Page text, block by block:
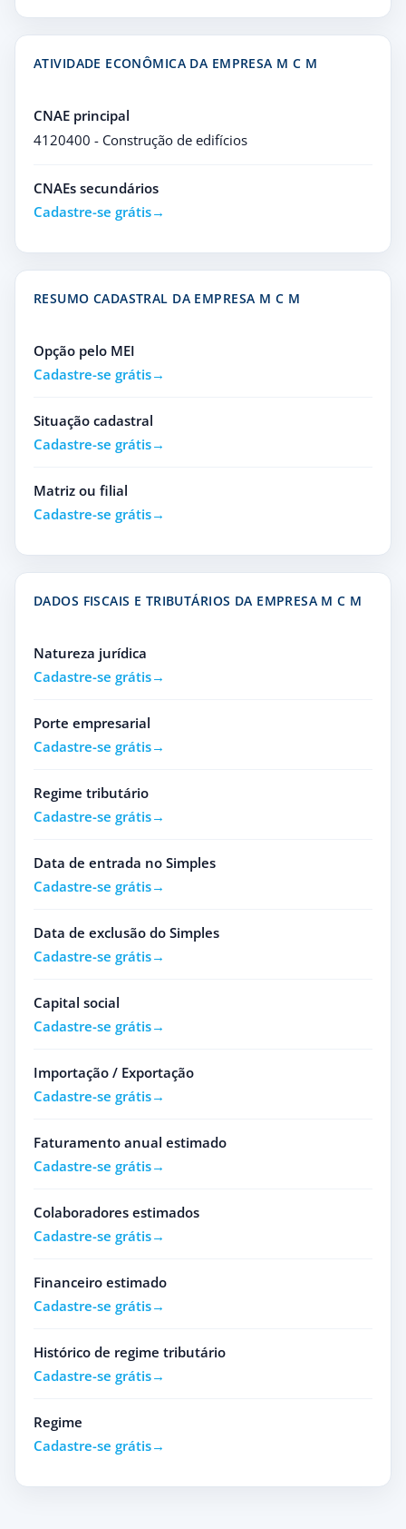
ATIVIDADE ECONÔMICA DA EMPRESA M C M
CNAE principal
4120400 - Construção de edifícios
CNAEs secundários
Cadastre-se grátis
RESUMO CADASTRAL DA EMPRESA M C M
Opção pelo MEI
Cadastre-se grátis
Situação cadastral
Cadastre-se grátis
Matriz ou filial
Cadastre-se grátis
DADOS FISCAIS E TRIBUTÁRIOS DA EMPRESA M C M
Natureza jurídica
Cadastre-se grátis
Porte empresarial
Cadastre-se grátis
Regime tributário
Cadastre-se grátis
Data de entrada no Simples
Cadastre-se grátis
Data de exclusão do Simples
Cadastre-se grátis
Capital social
Cadastre-se grátis
Importação / Exportação
Cadastre-se grátis
Faturamento anual estimado
Cadastre-se grátis
Colaboradores estimados
Cadastre-se grátis
Financeiro estimado
Cadastre-se grátis
Histórico de regime tributário
Cadastre-se grátis
Regime
Cadastre-se grátis